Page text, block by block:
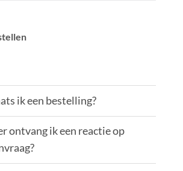
ik een bestelling?
ontvang ik een reactie op